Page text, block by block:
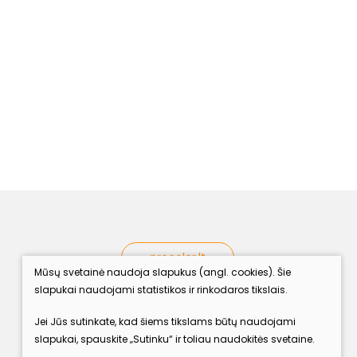
procolor.lt
Mūsų svetainė naudoja slapukus (angl. cookies). Šie
slapukai naudojami statistikos ir rinkodaros tikslais.
Jei Jūs sutinkate, kad šiems tikslams būtų naudojami
slapukai, spauskite „Sutinku“ ir toliau naudokitės svetaine.